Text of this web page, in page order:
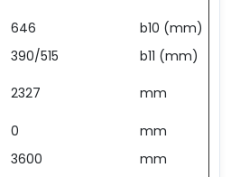
646
b10 (mm)
390/515
b11 (mm)
2327 mm
0
mm
3600
mm